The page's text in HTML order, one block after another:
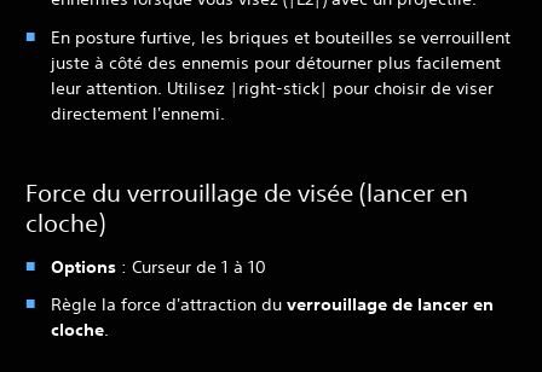
En posture furtive, les briques et bouteilles se verrouillent
juste à côté des ennemis pour détourner plus facilement
leur attention. Utilisez |right-stick| pour choisir de viser
directement l'ennemi.
Force du verrouillage de visée (lancer en
cloche)
Options : Curseur de 1 à 10
Règle la force d'attraction du verrouillage de lancer en
cloche.